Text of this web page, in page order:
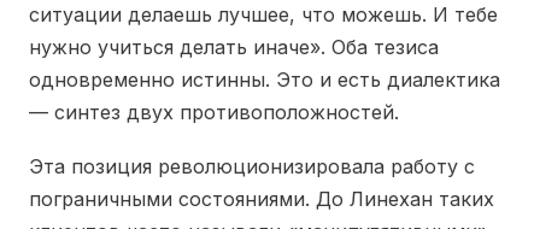
ситуации делаешь лучшее, что можешь. И тебе
нужно учиться делать иначе». Оба тезиса
одновременно истинны. Это и есть диалектика
— синтез двух противоположностей.
Эта позиция революционизировала работу с
пограничными состояниями. До Линехан таких